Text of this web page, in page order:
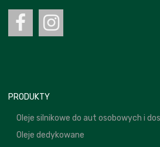
PRODUKTY
Oleje silnikowe do aut osobowych i
Oleje dedykowane